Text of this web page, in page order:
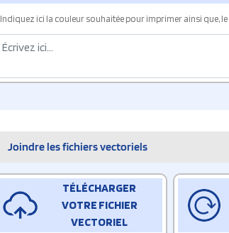
Indiquez ici la couleur souhaitée pour imprimer ainsi que, le
Joindre les fichiers vectoriels
TÉLÉCHARGER
VOTRE FICHIER
VECTORIEL